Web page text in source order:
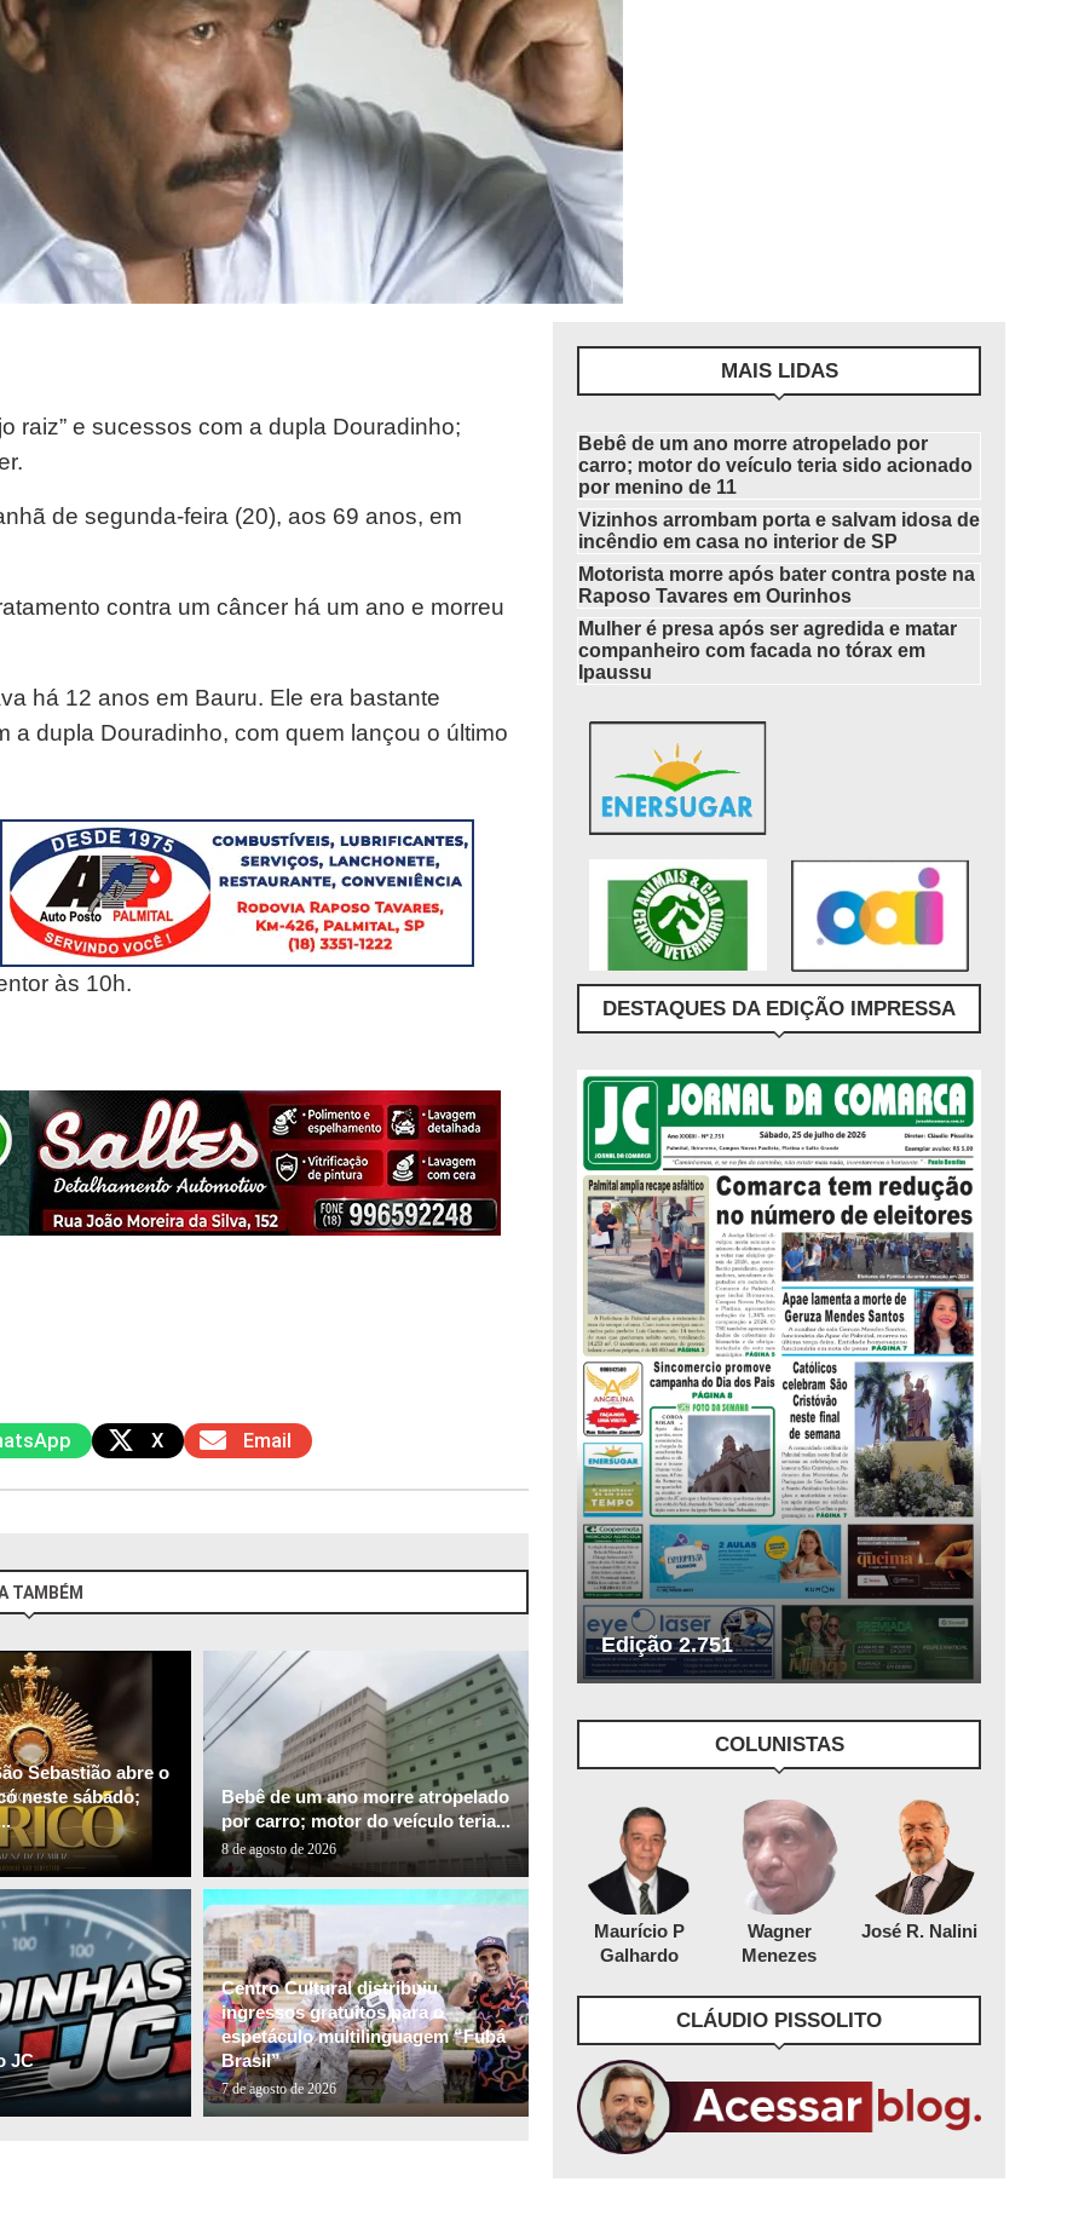
raiz” e sucessos com a dupla Douradinho;
de segunda-feira (20), aos 69 anos, em
contra um câncer há um ano e morreu
há 12 anos em Bauru. Ele era bastante
dupla Douradinho, com quem lançou o último
às 10h.
X Email
TAMBÉM
Sebastião abre o
neste sábado;
Bebê de um ano morre atropelado
por carro; motor do veículo teria...
8 de agosto de 2026
JC
Centro Cultural distribuiu
ingressos gratuitos para o
espetáculo multilinguagem “Fubá
Brasil”
7 de agosto de 2026
MAIS LIDAS
Bebê de um ano morre atropelado por
carro; motor do veículo teria sido acionado
por menino de 11
Vizinhos arrombam porta e salvam idosa de
incêndio em casa no interior de SP
Motorista morre após bater contra poste na
Raposo Tavares em Ourinhos
Mulher é presa após ser agredida e matar
companheiro com facada no tórax em
Ipaussu
DESTAQUES DA EDIÇÃO IMPRESSA
Edição 2.751
COLUNISTAS
Maurício P
Galhardo
Wagner
Menezes
José R. Nalini
CLÁUDIO PISSOLITO